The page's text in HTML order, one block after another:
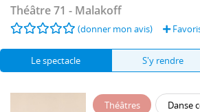
Théâtre 71 - Malakoff
(donner mon avis)
Le spectacle S'y rendre
Théâtres Danse